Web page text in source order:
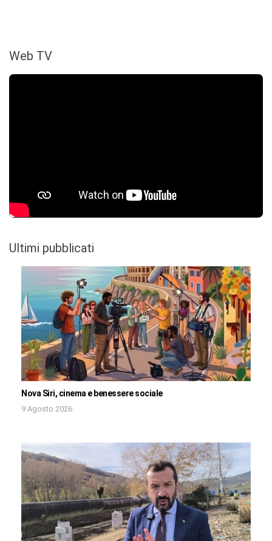
Web TV
Ultimi pubblicati
Nova Siri, cinema e benessere sociale
9 Agosto 2026